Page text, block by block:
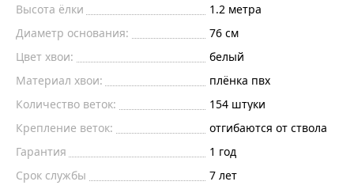
Высота ёлки 1.2 метра
Диаметр основания:
76 см
Цвет хвои:
белый
Материал хвои:
плёнка пвх
Количество веток:
154 штуки
Крепление веток:
отгибаются от ствола
Гарантия
1 год
Срок службы
7 лет